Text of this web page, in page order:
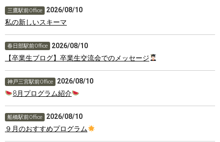
三鷹駅前Office
2026/08/10
私の新しいスキーマ
春日部駅前Office
2026/08/10
【卒業生ブログ】卒業生交流会でのメッセージ
神戸三宮駅前Office
2026/08/10
8月プログラム紹介
船橋駅前Office
2026/08/10
９月のおすすめプログラム